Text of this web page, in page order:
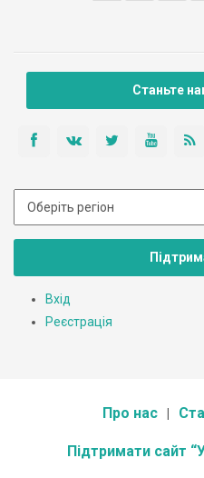
Станьте
Вхід
Реєстрація
Про нас
Підтримати сайт